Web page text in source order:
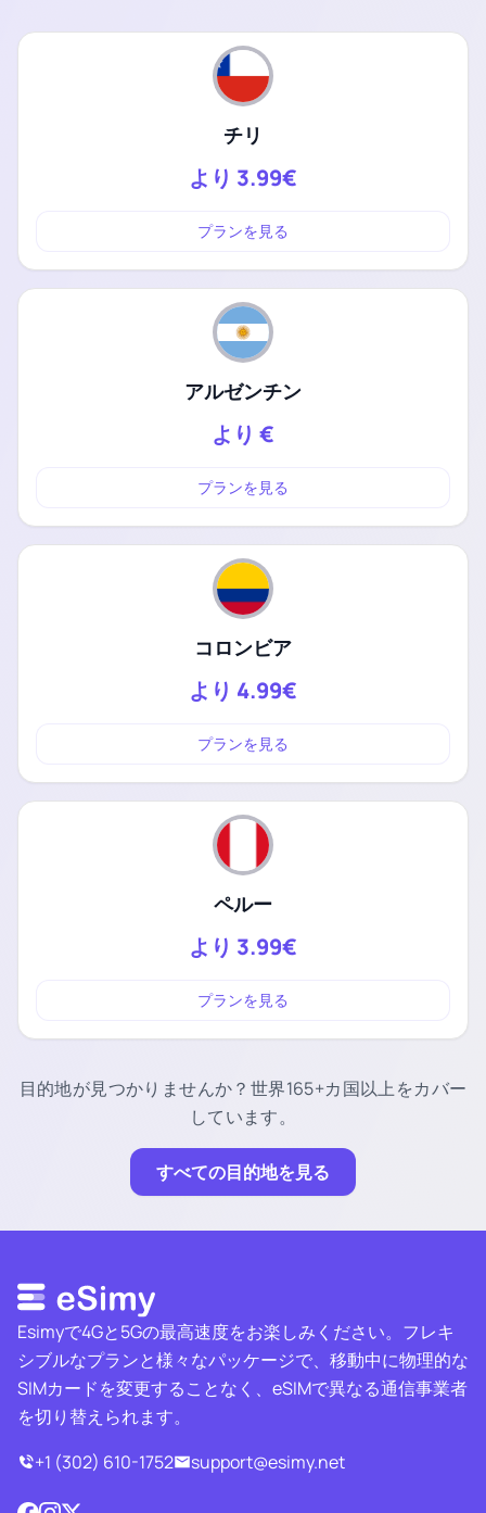
チリ
より 3.99€
プランを見る
アルゼンチン
より €
プランを見る
コロンビア
より 4.99€
プランを見る
ペルー
より 3.99€
プランを見る
目的地が見つかりませんか？世界165+カ国以上をカバー
しています。
すべての目的地を見る
Esimyで4Gと5Gの最高速度をお楽しみください。フレキ
シブルなプランと様々なパッケージで、移動中に物理的な
SIMカードを変更することなく、eSIMで異なる通信事業者
を切り替えられます。
+1 (302) 610-1752
support@esimy.net